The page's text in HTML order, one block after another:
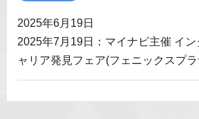
2025年6月19日
2025年7月19日：マイナビ主催 イ
ャリア発見フェア(フェニックスプ